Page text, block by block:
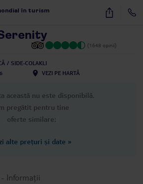
în turism 20
(1648 opinii)
SIDE-COLAKLI
VEZI PE HARTĂ
această nu este disponibilă.
pregătit pentru tine
oferte similare:
alte prețuri și date »
- Informații